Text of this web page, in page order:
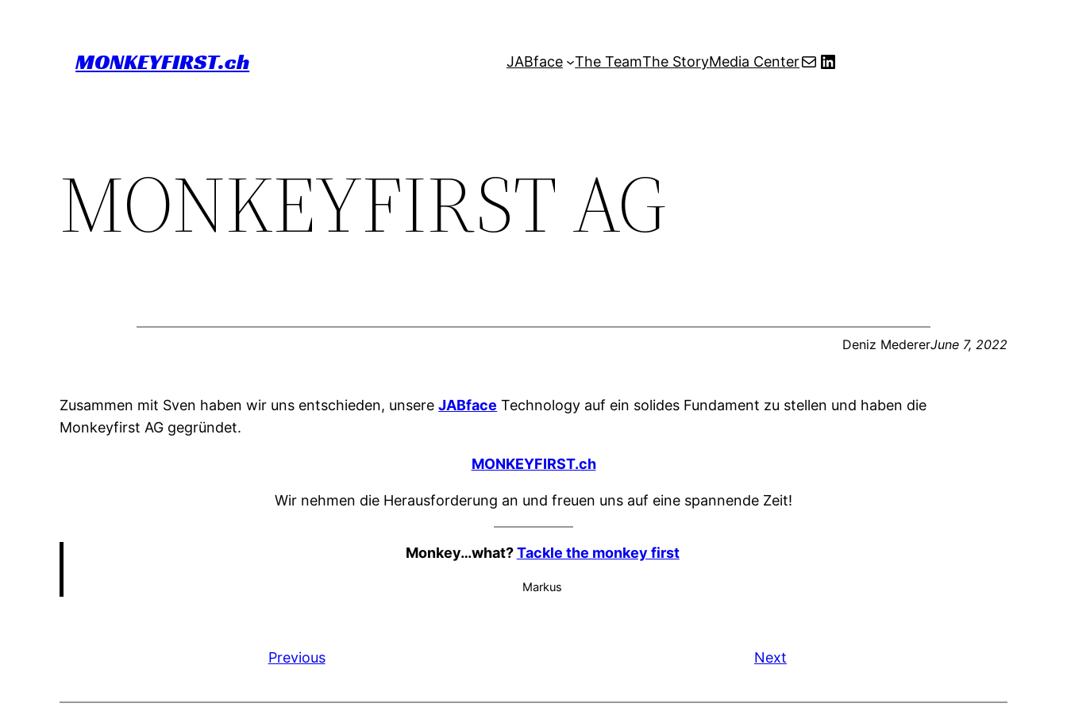
MONKEYFIRST.ch JABface The TeamThe StoryMedia CenterMailLinkedIn
MONKEYFIRST AG
Deniz MedererJune 7, 2022
Zusammen mit Sven haben wir uns entschieden, unsereJABface Technology auf ein solides Fundament zu stellen und haben die
Monkeyfirst AG gegründet.
MONKEYFIRST.ch
Wir nehmen die Herausforderung an und freuen uns auf eine spannende Zeit!
Monkey…what?Tackle the monkey first
Markus
Previous Next